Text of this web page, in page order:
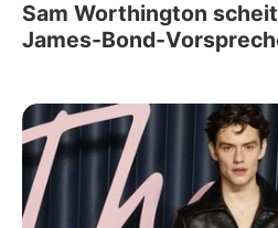
Sam Worthington
James-Bond-